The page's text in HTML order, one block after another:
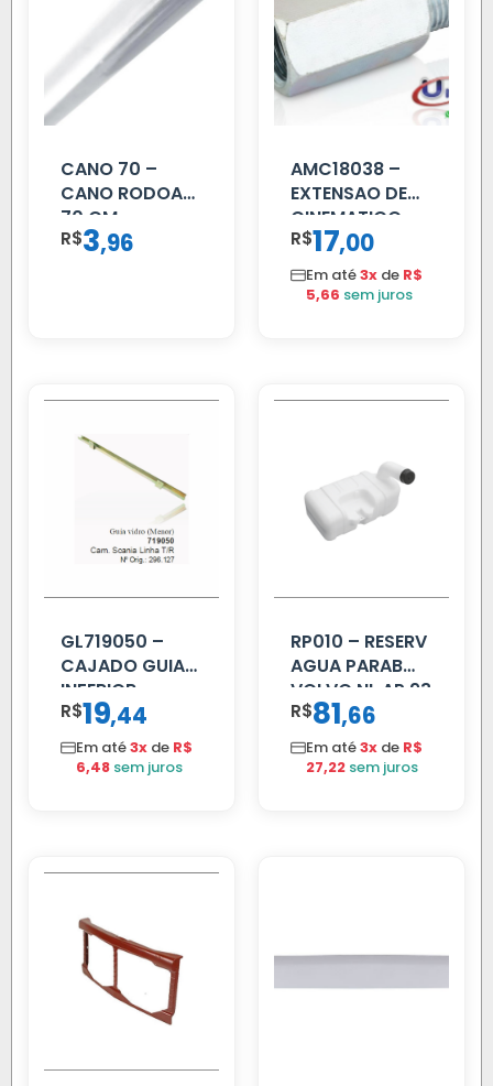
CANO 70 –
CANO RODOAR
70 CM
R$3,96
AMC18038 –
EXTENSAO DE
CINEMATICO
40MM
R$17,00
Em até3x de R$
5,66 sem juros
GL719050 –
CAJADO GUIA
INFERIOR
SCANIA T/R
112/113 MENOR
R$19,44
Em até3x de R$
6,48 sem juros
RP010 – RESERV
AGUA PARAB
VOLVO NL AP 93
R$81,66
Em até3x de R$
27,22 sem juros